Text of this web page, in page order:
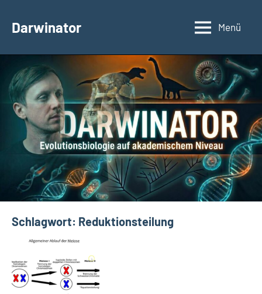
InhaltDarwinator
Evolutionsbiologie
Menü
Schlagwort: Reduktionsteilung